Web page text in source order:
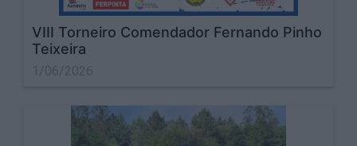
VIII Torneiro Comendador Fernando Pinho
Teixeira